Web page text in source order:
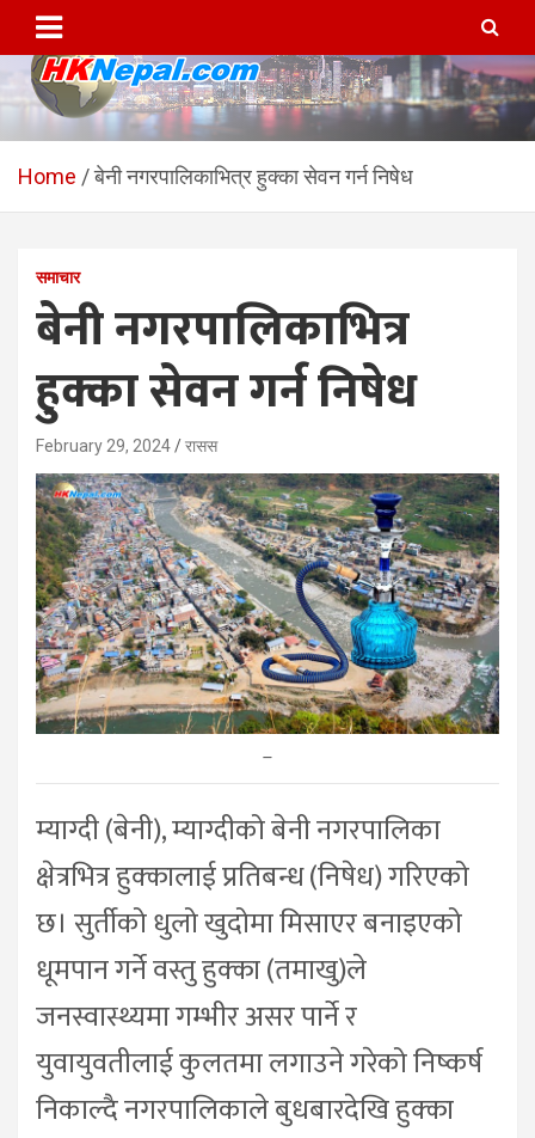
content
HKNepal.com – हङकङबाट
सञ्चालित पहिलो नेपाली अनलाईन
hknepal, hknepal.com, hk nepal, hk nepal com
Home बेनी नगरपालिकाभित्र हुक्का सेवन गर्न निषेध
समाचार
बेनी नगरपालिकाभित्र
हुक्का सेवन गर्न निषेध
February 29, 2024 रासस
–
म्याग्दी (बेनी), म्याग्दीको बेनी नगरपालिका
क्षेत्रभित्र हुक्कालाई प्रतिबन्ध (निषेध) गरिएको
छ। सुर्तीको धुलो खुदोमा मिसाएर बनाइएको
धूमपान गर्ने वस्तु हुक्का (तमाखु)ले
जनस्वास्थ्यमा गम्भीर असर पार्ने र
युवायुवतीलाई कुलतमा लगाउने गरेको निष्कर्ष
निकाल्दै नगरपालिकाले बुधबारदेखि हुक्का